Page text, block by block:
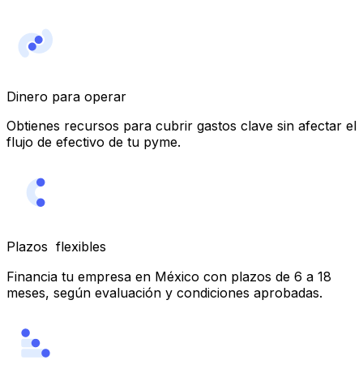
Dinero para operar
Obtienes recursos para cubrir gastos clave sin afectar el
flujo de efectivo de tu pyme.
Plazos flexibles
Financia tu empresa en México con plazos de 6 a 18
meses, según evaluación y condiciones aprobadas.